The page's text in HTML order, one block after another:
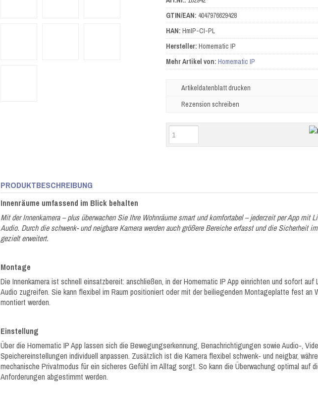
GTIN/EAN: 4047976629428
HAN: HmIP-CI-PL
Hersteller: Homematic IP
Mehr Artikel von: Homematic IP
Artikeldatenblatt drucken
Rezension schreiben
PRODUKTBESCHREIBUNG
Innenräume umfassend im Blick behalten
Mit der Innenkamera – plus überwachen Sie Ihre Wohnräume smart und komfortabel – jederzeit per App mit
Audio. Durch die schwenk- und neigbare Kamera werden auch größere Bereiche erfasst und die Sicherheit
gezielt erweitert.
Montage
Die Innenkamera ist schnell einsatzbereit: anschließen, in der Homematic IP App einrichten und sofort auf
Audio zugreifen. Sie kann flexibel im Raum positioniert oder mit der beiliegenden Montageplatte fest an
montiert werden.
Einstellung
Über die Homematic IP App lassen sich die Bewegungserkennung, Benachrichtigungen sowie Audio-,
Speichereinstellungen individuell anpassen. Zusätzlich ist die Kamera flexibel schwenk- und neigbar,
mechanische Privatmodus für ein sicheres Gefühl im Alltag sorgt. So kann die Überwachung optimal auf
Anforderungen abgestimmt werden.